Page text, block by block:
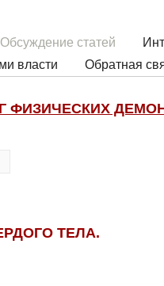
Обсуждение статей
власти Обратная
ФИЗИЧЕСКИХ
ТЕЛА.